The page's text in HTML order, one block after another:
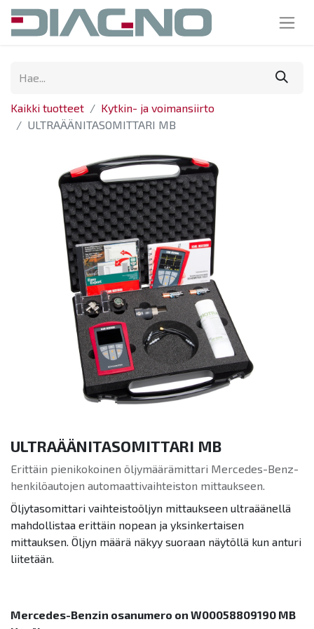
Kaikki tuotteet
Kytkin- ja voimansiirto
ULTRAÄÄNITASOMITTARI MB
ULTRAÄÄNITASOMITTARI MB
Erittäin pienikokoinen öljymäärämittari Mercedes-Benz-
henkilöautojen automaattivaihteiston mittaukseen.
Öljytasomittari vaihteistoöljyn mittaukseen ultraäänellä
mahdollistaa erittäin nopean ja yksinkertaisen
mittauksen. Öljyn määrä näkyy suoraan näytöllä kun anturi
liitetään.
Mercedes-Benzin osanumero on W00058809190 MB